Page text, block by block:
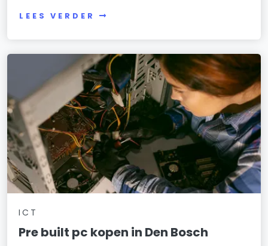
LEES VERDER
ICT
Pre built pc kopen in Den Bosch